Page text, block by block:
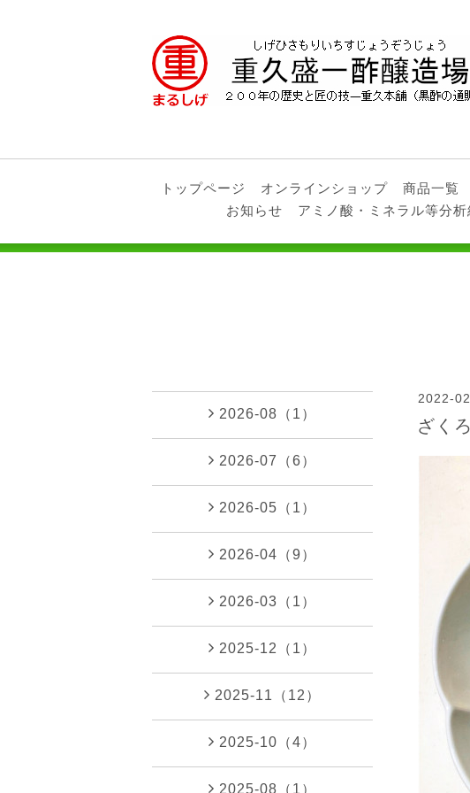
トップページ オンラインショップ 商品一覧
お知らせ
アミノ酸・ミネラル等分析
2022-
ざく
2026-08（1）
2026-07（6）
2026-05（1）
2026-04（9）
2026-03（1）
2025-12（1）
2025-11（12）
2025-10（4）
2025-08（1）